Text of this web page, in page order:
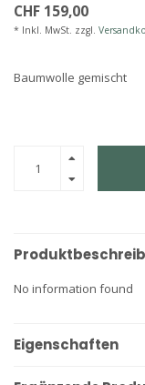
CHF 159,00
* Inkl. MwSt. zzgl.
Baumwolle gemischt
No information found
Eigenschaften